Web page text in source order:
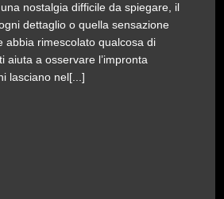
nostalgia difficile da spiegare, il
dettaglio o quella sensazione
abbia rimescolato qualcosa di
aiuta a osservare l’impronta
lasciano nel[...]